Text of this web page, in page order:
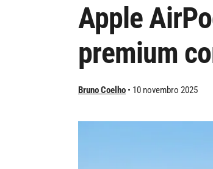
Apple
premium
Bruno Coelho 10 novembro 2025